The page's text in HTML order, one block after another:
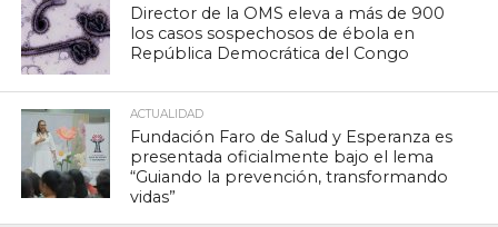
Director de la OMS eleva a más de 900
los casos sospechosos de ébola en
República Democrática del Congo
ACTUALIDAD
Fundación Faro de Salud y Esperanza es
presentada oficialmente bajo el lema
“Guiando la prevención, transformando
vidas”